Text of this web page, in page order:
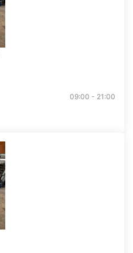
09:00 - 21:00